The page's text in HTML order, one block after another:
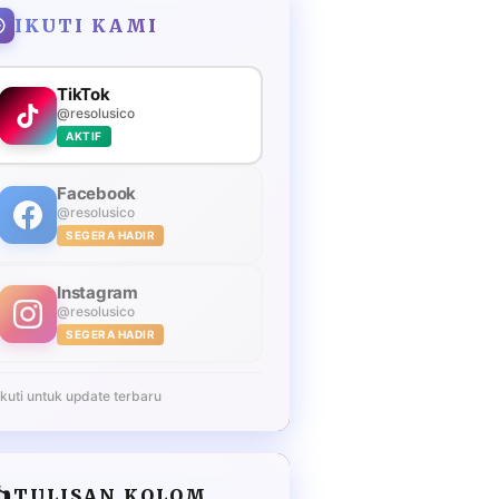
IKUTI KAMI
TikTok
@resolusico
AKTIF
Facebook
@resolusico
SEGERA HADIR
Instagram
@resolusico
SEGERA HADIR
untuk update terbaru